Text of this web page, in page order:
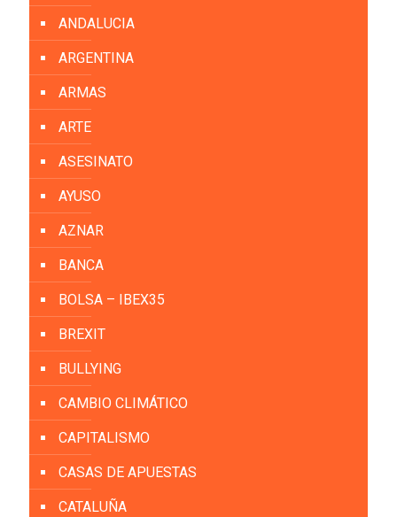
ANDALUCIA
ARGENTINA
ARMAS
ARTE
ASESINATO
AYUSO
AZNAR
BANCA
BOLSA – IBEX35
BREXIT
BULLYING
CAMBIO CLIMÁTICO
CAPITALISMO
CASAS DE APUESTAS
CATALUÑA